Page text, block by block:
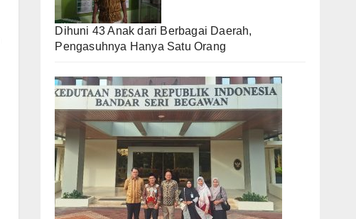
Dihuni 43 Anak dari Berbagai Daerah,
Pengasuhnya Hanya Satu Orang